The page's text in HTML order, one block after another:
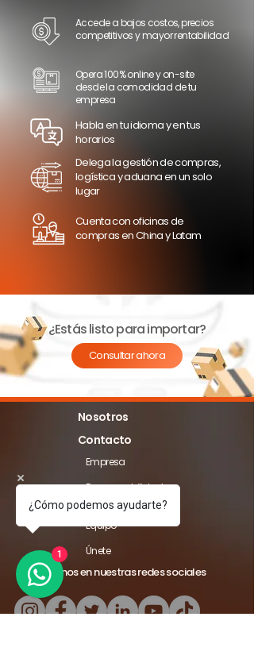
Accede a bajos costos, precios
competitivos y mayor rentabilidad
Opera 100% online y on-site
desde la comodidad de tu
empresa
Habla en tu idioma y en tus
horarios
Delega la gestión de compras,
logística y aduana en un solo
lugar
Cuenta con oficinas de
compras en China y Latam
¿Estás listo para importar?
Consultar ahora
Nosotros
Contacto
Empresa
Responsabilidad
social
Equipo
Únete
Síguenos en nuestras redes sociales
¿Cómo podemos ayudarte?
1